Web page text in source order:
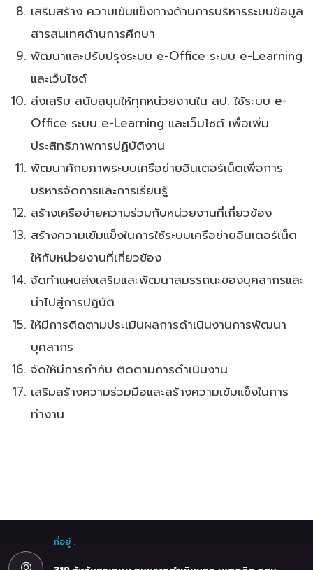
เสริมสร้าง ความเข้มแข็งทางด้านการบริหารระบบข้อมูล
สารสนเทศด้านการศึกษา
พัฒนาและปรับปรุงระบบ e-Office ระบบ e-Learning
และเว็บไซต์
ส่งเสริม สนับสนุนให้ทุกหน่วยงานใน สป. ใช้ระบบ e-
Office ระบบ e-Learning และเว็บไซต์ เพื่อเพิ่ม
ประสิทธิภาพการปฏิบัติงาน
พัฒนาศักยภาพระบบเครือข่ายอินเตอร์เน็ตเพื่อการ
บริหารจัดการและการเรียนรู้
สร้างเครือข่ายความร่วมกับหน่วยงานที่เกี่ยวข้อง
สร้างความเข้มแข็งในการใช้ระบบเครือข่ายอินเตอร์เน็ต
ให้กับหน่วยงานที่เกี่ยวข้อง
จัดทำแผนส่งเสริมและพัฒนาสมรรถนะของบุคลากรและ
นำไปสู่การปฏิบัติ
ให้มีการติดตามประเมินผลการดำเนินงานการพัฒนา
บุคลากร
จัดให้มีการกำกับ ติดตามการดำเนินงาน
เสริมสร้างความร่วมมือและสร้างความเข้มแข็งในการ
ทำงาน
ที่อยู่ :